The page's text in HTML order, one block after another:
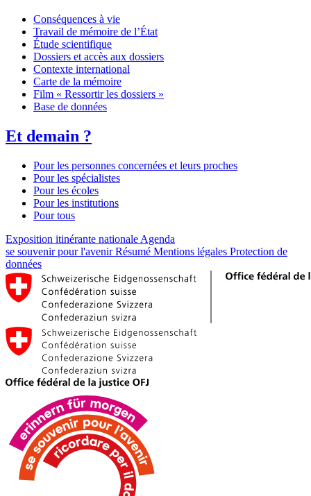
Conséquences à vie
Travail de mémoire de l’État
Étude scientifique
Dossiers et accès aux dossiers
Contexte international
Carte de la mémoire
Film « Ressortir les dossiers »
Base de données
Et demain ?
Pour les personnes concernées et leurs proches
Pour les spécialistes
Pour les écoles
Pour les institutions
Pour tous
Exposition itinérante nationale Agenda
se souvenir pour l'avenirRésumé Mentions légales Protection de
données